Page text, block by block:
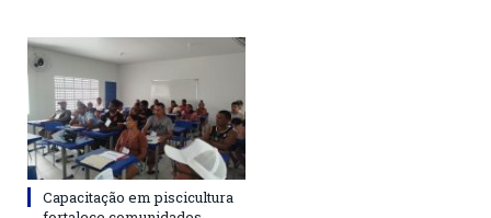
Capacitação em piscicultura